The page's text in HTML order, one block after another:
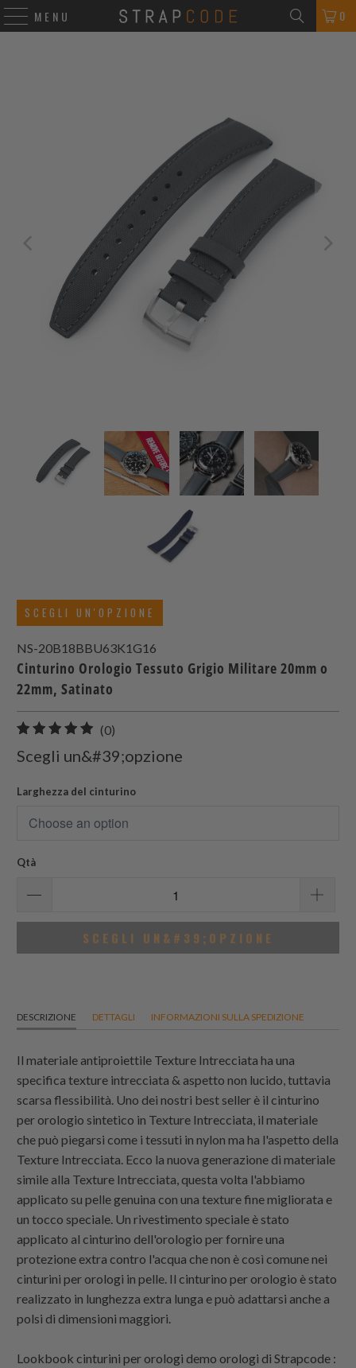
MENU 0
SCEGLI UN'OPZIONE
NS-20B18BBU63K1G16
Cinturino Orologio Tessuto Grigio Militare 20mm o
22mm, Satinato
(0)
recensioni
totali
Scegli un&#39;opzione
Larghezza del cinturino
Qtà
SCEGLI UN&#39;OPZIONE
DESCRIZIONE DETTAGLI INFORMAZIONI SULLA SPEDIZIONE
Il materiale antiproiettile Texture Intrecciata ha una
specifica texture intrecciata & aspetto non lucido, tuttavia
scarsa flessibilità. Uno dei nostri best seller è il cinturino
per orologio sintetico in Texture Intrecciata, il materiale
che può piegarsi come i tessuti in nylon ma ha l'aspetto della
Texture Intrecciata. Ecco la nuova generazione di materiale
simile alla Texture Intrecciata, questa volta l'abbiamo
applicato su pelle genuina con una texture fine migliorata e
un tocco speciale. Un rivestimento speciale è stato
applicato al cinturino dell'orologio per fornire una
protezione extra contro l'acqua che non è così comune nei
cinturini per orologi in pelle. Il cinturino per orologio è stato
realizzato in lunghezza extra lunga e può adattarsi anche a
polsi di dimensioni maggiori.
Lookbook cinturini per orologi demo orologi di Strapcode :